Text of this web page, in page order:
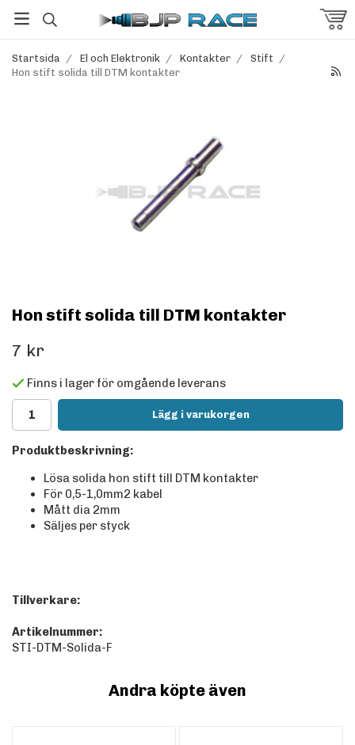
Startsida / El och Elektronik / Kontakter / Stift /
Hon stift solida till DTM kontakter
Hon stift solida till DTM kontakter
7 kr
Finns i lager för omgående leverans
Lägg i varukorgen
Produktbeskrivning:
Lösa solida hon stift till DTM kontakter
För 0,5-1,0mm2 kabel
Mått dia 2mm
Säljes per styck
Tillverkare:
Artikelnummer:
STI-DTM-Solida-F
Andra köpte även